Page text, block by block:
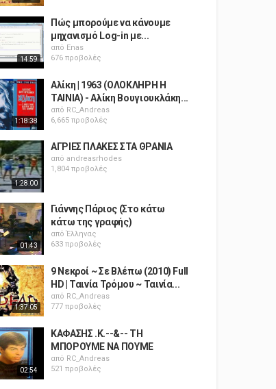
14:59
Πώς μπορούμε να κάνουμε
μηχανισμό Log-in με...
από Enas
676 προβολές
1:18:38
Αλίκη | 1963 (ΟΛΟΚΛΗΡΗ Η
ΤΑΙΝΙΑ) - Αλίκη Βουγιουκλάκη...
από RC_Andreas
6,665 προβολές
1:28:00
ΑΓΡΙΕΣ ΠΛΑΚΕΣ ΣΤΑ ΘΡΑΝΙΑ
από andreasrhodes
1,804 προβολές
01:43
Γιάννης Πάριος (Στο κάτω
κάτω της γραφής)
απόΈλληνας
633 προβολές
1:37:05
9 Νεκροί ~ Σε Βλέπω (2010) Full
HD | Ταινία Τρόμου ~ Ταινία...
από RC_Andreas
777 προβολές
02:54
ΚΑΦΑΣΗΣ .Κ.--&-- ΤΗ
ΜΠΟΡΟΥΜΕ ΝΑ ΠΟΥΜΕ
από RC_Andreas
521 προβολές